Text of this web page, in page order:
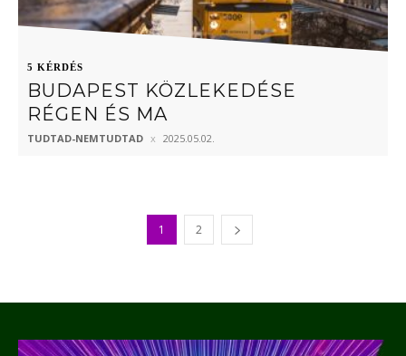
5 KÉRDÉS
BUDAPEST KÖZLEKEDÉSE
RÉGEN ÉS MA
TUDTAD-NEMTUDTAD 2025.05.02.
1 2